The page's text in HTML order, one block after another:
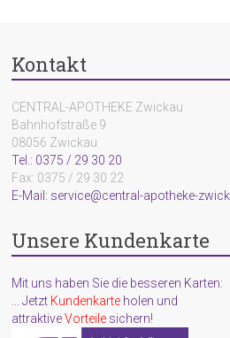
Kontakt
CENTRAL-APOTHEKE Zwickau
Bahnhofstraße 9
08056 Zwickau
Tel.: 0375 / 29 30 20
Fax: 0375 / 29 30 22
E-Mail: service@central-apotheke-
Unsere Kundenkarte
Mit uns haben Sie die besseren Karten:
... Jetzt Kundenkarte holen und
attraktiveVorteile sichern!